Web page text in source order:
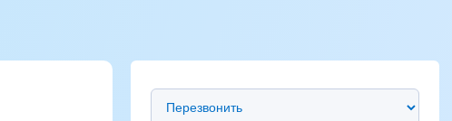
Предпочтительный способ связи